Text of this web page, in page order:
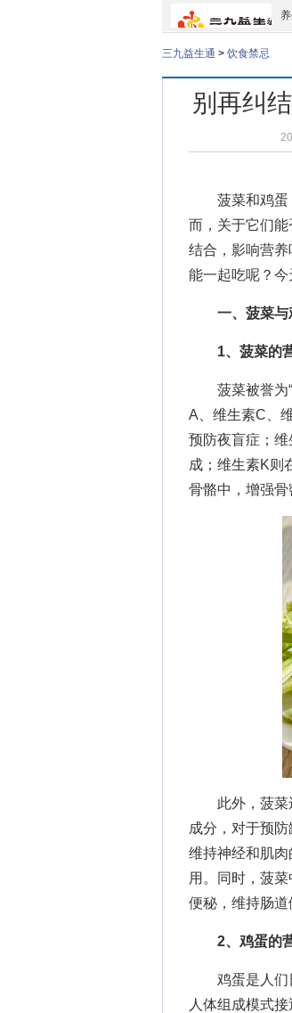
三九益生通 > 饮食禁忌
别再纠
菠菜和鸡蛋，
而，关于它们
结合，影响营养
能一起吃呢？今
一、菠菜与
1、菠菜的
菠菜被誉为“
A、维生素C、
预防夜盲症；
成；维生素K则
骨骼中，增强骨
此外，菠菜还
成分，对于预
维持神经和肌
用。同时，菠
便秘，维持肠道
2、鸡蛋的
鸡蛋是人们日
人体组成模式